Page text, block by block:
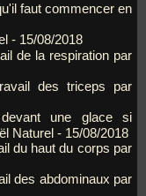
faut commencer en
- 15/08/2018
de la respiration par
des triceps par
une glace si
Naturel - 15/08/2018
du haut du corps par
des abdominaux par